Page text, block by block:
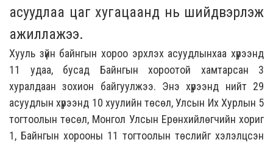
асуудлаа цаг хугацаанд нь шийдвэрлэж
ажиллажээ.
Хууль зүйн байнгын хороо эрхлэх асуудлынхаа хүрээнд
11 удаа, бусад Байнгын хороотой хамтарсан 3
хуралдаан зохион байгуулжээ. Энэ хүрээнд нийт 29
асуудлын хүрээнд 10 хуулийн төсөл, Улсын Их Хурлын 5
тогтоолын төсөл, Монгол Улсын Ерөнхийлөгчийн хориг
1, Байнгын хорооны 11 тогтоолын төслийг хэлэлцсэн